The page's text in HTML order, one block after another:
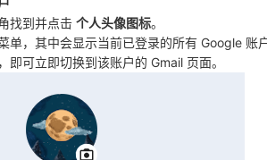
找到并点击 个人头像图标。
单，其中会显示当前已登录的所有 Google 账
即可立即切换到该账户的 Gmail 页面。